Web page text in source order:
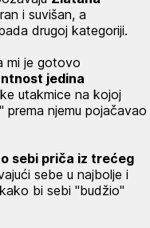
i suvišan, a
drugoj kategoriji.
mi je gotovo
jedina
utakmice na kojoj
njemu pojačavao
sebi priča iz trećeg
sebe u najbolje i
bi sebi "budžio"